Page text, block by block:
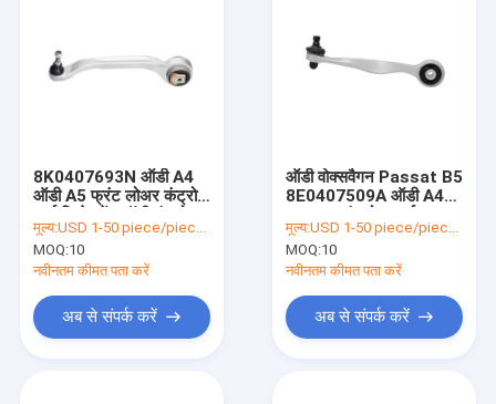
8K0407693N ऑडी A4
ऑडी A5 फ्रंट लोअर कंट्रोल
आर्म
मूल्य:USD 1-50 piece/pieces
MOQ:10
नवीनतम कीमत पता करें
अब से संपर्क करें
ऑडी वोक्सवैगन Passat B5
8E0407509A ऑडी A4
रिप्लेसमेंट
मूल्य:USD 1-50 piece/pieces
MOQ:10
नवीनतम कीमत पता करें
अब से संपर्क करें